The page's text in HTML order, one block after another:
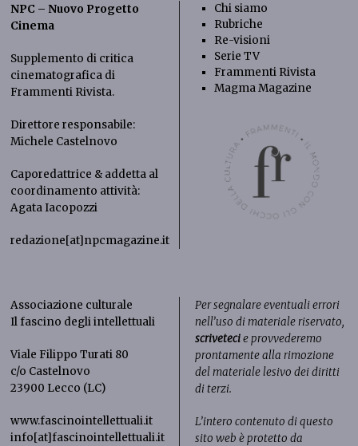
NPC – Nuovo Progetto
Cinema
Supplemento di critica
cinematografica di
Frammenti Rivista.
Direttore responsabile:
Michele Castelnovo
Caporedattrice & addetta al
coordinamento attività:
Agata Iacopozzi
redazione[at]npcmagazine.it
Chi siamo
Rubriche
Re-visioni
Serie TV
Frammenti Rivista
Magma Magazine
Associazione culturale
Il fascino degli intellettuali
Viale Filippo Turati 80
c/o Castelnovo
23900 Lecco (LC)
www.fascinointellettuali.it
info[at]fascinointellettuali.it
Per segnalare eventuali errori
nell’uso di materiale riservato,
scrivetecie provvederemo
prontamente alla rimozione
del materiale lesivo dei diritti
di terzi.
L’intero contenuto di questo
sito web è protetto da